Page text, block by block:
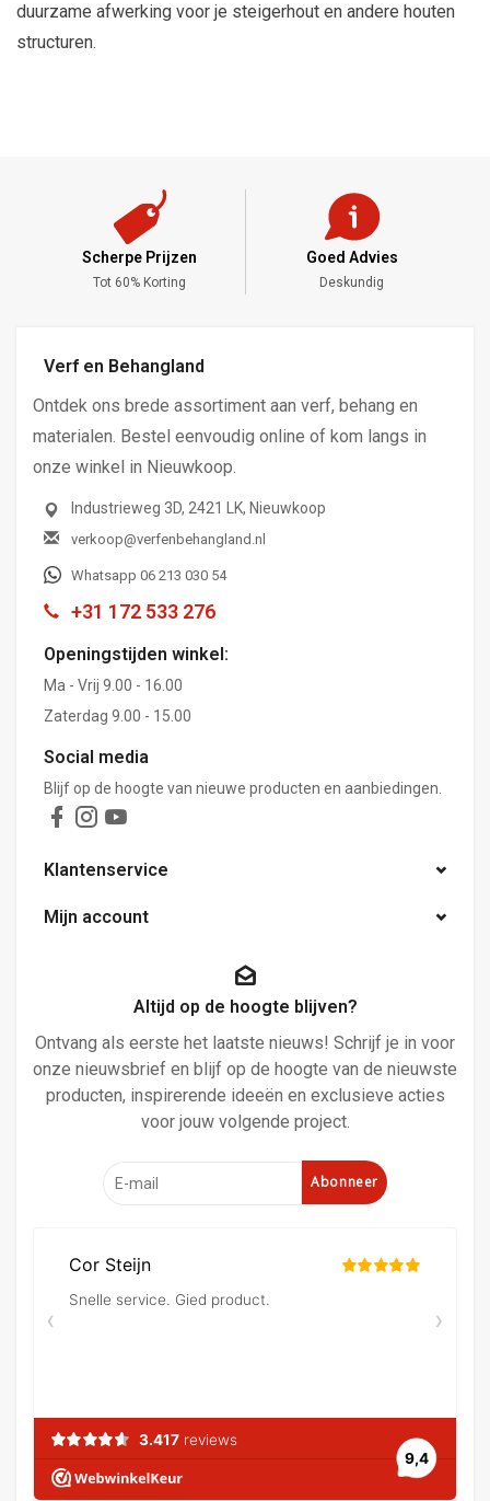
duurzame afwerking voor je steigerhout en andere houten
structuren.
Scherpe Prijzen
Tot 60% Korting
Goed Advies
Deskundig
Verf en Behangland
Ontdek ons brede assortiment aan verf, behang en
materialen. Bestel eenvoudig online of kom langs in
onze winkel in Nieuwkoop.
Industrieweg 3D, 2421 LK, Nieuwkoop
verkoop@verfenbehangland.nl
Whatsapp 06 213 030 54
+31 172 533 276
Openingstijden winkel:
Ma - Vrij 9.00 - 16.00
Zaterdag 9.00 - 15.00
Social media
Blijf op de hoogte van nieuwe producten en aanbiedingen.
Klantenservice
Mijn account
Altijd op de hoogte blijven?
Ontvang als eerste het laatste nieuws! Schrijf je in voor
onze nieuwsbrief en blijf op de hoogte van de nieuwste
producten, inspirerende ideeën en exclusieve acties
voor jouw volgende project.
Abonneer